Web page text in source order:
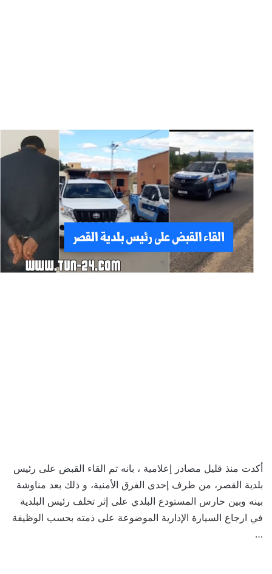
أكدت منذ قليل مصادر إعلامية ، بانه تم القاء القبض على رئيس
بلدية القصر، من طرف إحدى الفرق الأمنية، و ذلك بعد مناوشة
بينه وبين حارس المستودع البلدي على إثر تخلف رئيس البلدية
في ارجاع السيارة الإدارية الموضوعة على ذمته بحسب الوظيفة
…